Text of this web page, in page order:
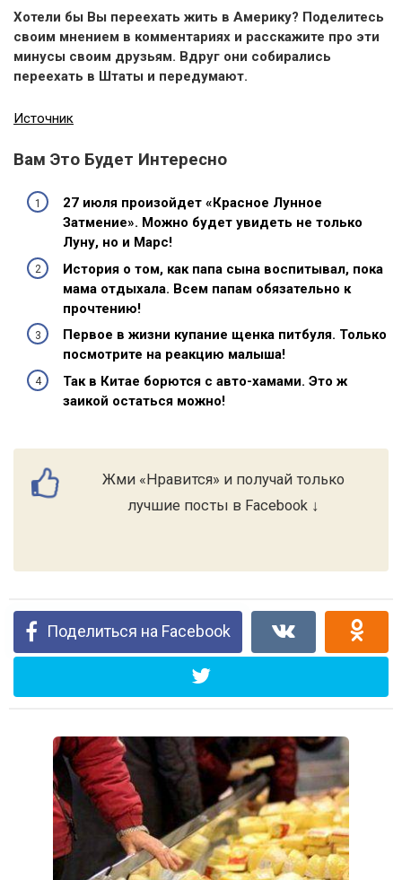
Хотели бы Вы переехать жить в Америку? Поделитесь
своим мнением в комментариях и расскажите про эти
минусы своим друзьям. Вдруг они собирались
переехать в Штаты и передумают.
Источник
Вам Это Будет Интересно
27 июля произойдет «Красное Лунное
Затмение». Можно будет увидеть не только
Луну, но и Марс!
История о том, как папа сына воспитывал, пока
мама отдыхала. Всем папам обязательно к
прочтению!
Первое в жизни купание щенка питбуля. Только
посмотрите на реакцию малыша!
Так в Китае борются с авто-хамами. Это ж
заикой остаться можно!
Жми «Нравится» и получай только
лучшие посты в Facebook ↓
Поделиться на Facebook